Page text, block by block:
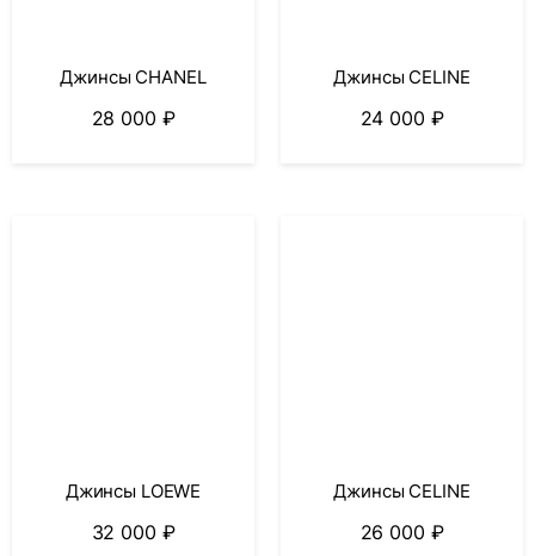
Джинсы CHANEL
28 000 ₽
Джинсы CELINE
24 000 ₽
Джинсы LOEWE
32 000 ₽
Джинсы CELINE
26 000 ₽